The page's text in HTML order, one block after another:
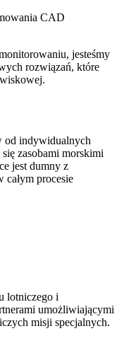
jesteśmy
rozwiązań, które
od indywidualnych
zasobami morskimi
jest dumny z
procesie
lotniczego i
umożliwiającymi
misji specjalnych.